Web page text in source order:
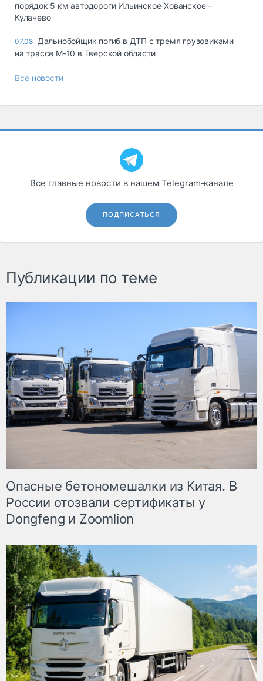
порядок 5 км автодороги Ильинское-Хованское –
Кулачево
07.08 Дальнобойщик погиб в ДТП с тремя грузовиками
на трассе М-10 в Тверской области
Все новости
Все главные новости в нашем Telegram‑канале
ПОДПИСАТЬСЯ
Публикации по теме
Опасные бетономешалки из Китая. В
России отозвали сертификаты у
Dongfeng и Zoomlion